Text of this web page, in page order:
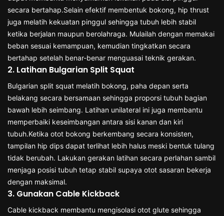
secara bertahap.Selain efektif membentuk bokong, hip thrust
juga melatih kekuatan pinggul sehingga tubuh lebih stabil
ketika berjalan maupun berolahraga. Mulailah dengan memakai
beban sesuai kemampuan, kemudian tingkatkan secara
bertahap setelah benar-benar menguasai teknik gerakan.
2. Latihan Bulgarian Split Squat
Bulgarian split squat melatih bokong, paha depan serta
belakang secara bersamaan sehingga proporsi tubuh bagian
bawah lebih seimbang. Latihan unilateral ini juga membantu
memperbaiki keseimbangan antara sisi kanan dan kiri
tubuh.Ketika otot bokong berkembang secara konsisten,
tampilan hip dips dapat terlihat lebih halus meski bentuk tulang
tidak berubah. Lakukan gerakan latihan secara perlahan sambil
menjaga posisi tubuh tetap stabil supaya otot sasaran bekerja
dengan maksimal.
3. Gunakan Cable Kickback
Cable kickback membantu mengisolasi otot glute sehingga